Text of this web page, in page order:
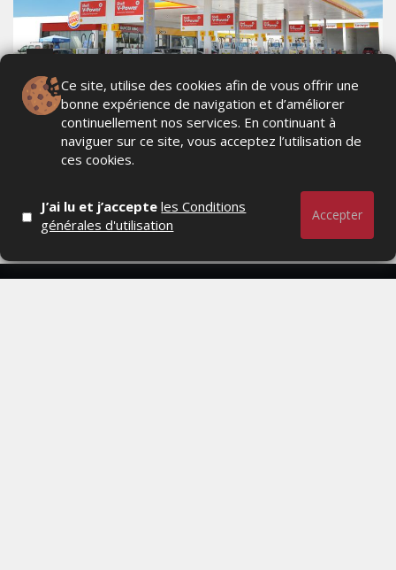
VIVO ENERGY MAROC DÉMARRE 2026 AVEC
PLUSIEURS DISTINCTIONS
LUNDI 20 JUILLET 2026
Ce site, utilise des cookies afin de vous offrir une
bonne expérience de navigation et d’améliorer
continuellement nos services. En continuant à
naviguer sur ce site, vous acceptez l’utilisation de
ces cookies.
J’ai lu et j’accepteles Conditions
générales d'utilisation
Accepter